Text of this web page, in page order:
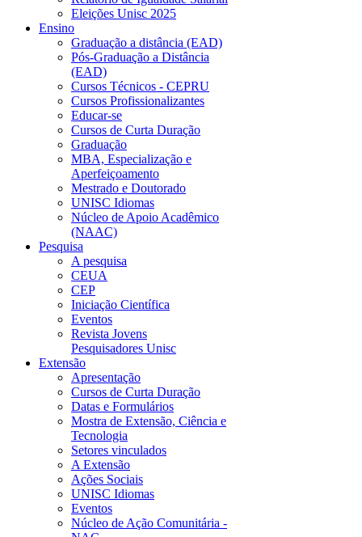
Eleições Unisc 2025
Ensino
Graduação a distância (EAD)
Pós-Graduação a Distância
(EAD)
Cursos Técnicos - CEPRU
Cursos Profissionalizantes
Educar-se
Cursos de Curta Duração
Graduação
MBA, Especialização e
Aperfeiçoamento
Mestrado e Doutorado
UNISC Idiomas
Núcleo de Apoio Acadêmico
(NAAC)
Pesquisa
A pesquisa
CEUA
CEP
Iniciação Científica
Eventos
Revista Jovens
Pesquisadores Unisc
Extensão
Apresentação
Cursos de Curta Duração
Datas e Formulários
Mostra de Extensão, Ciência e
Tecnologia
Setores vinculados
A Extensão
Ações Sociais
UNISC Idiomas
Eventos
Núcleo de Ação Comunitária -